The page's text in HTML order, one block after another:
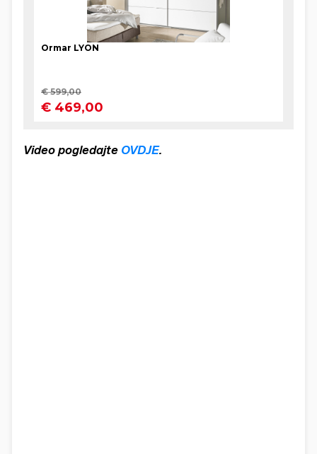
Video pogledajte OVDJE.